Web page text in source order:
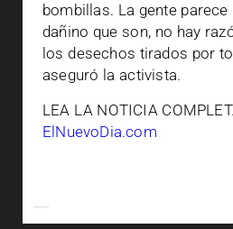
bombillas. La gente
dañino que son, no hay
los desechos tirados por
aseguró la activista.
LEA LA NOTICIA
ElNuevoDia.com